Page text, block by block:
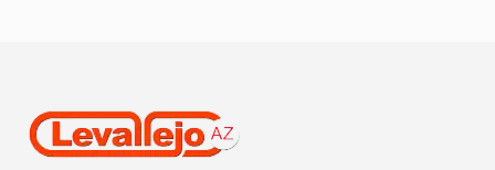
pueden
elegir